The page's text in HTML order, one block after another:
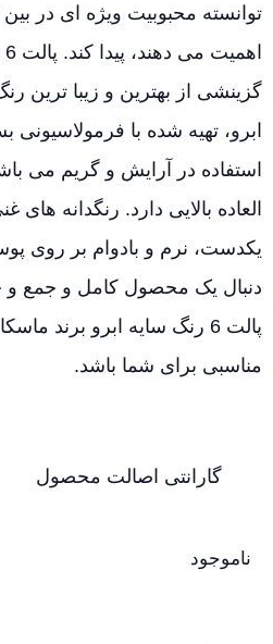
توانسته محبوبیت ویژه ای در
گزینشی از بهترین و زیبا ترین
ابرو، تهیه شده با
استفاده در آرایش و گریم می
العاده بالایی دارد. رنگدانه های
یکدست، نرم و بادوام بر روی
دنبال یک محصول کامل و جمع و
پالت 6 رنگ سایه ابرو برند
مناسبی برای شما باشد.
گارانتی اصالت محصول
ناموجود